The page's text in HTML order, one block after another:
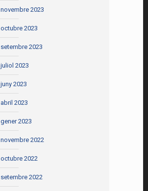
novembre 2023
octubre 2023
setembre 2023
juliol 2023
juny 2023
abril 2023
gener 2023
novembre 2022
octubre 2022
setembre 2022